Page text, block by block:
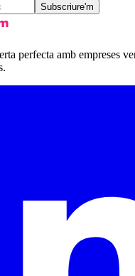
Subscriure'm
perfecta amb empreses